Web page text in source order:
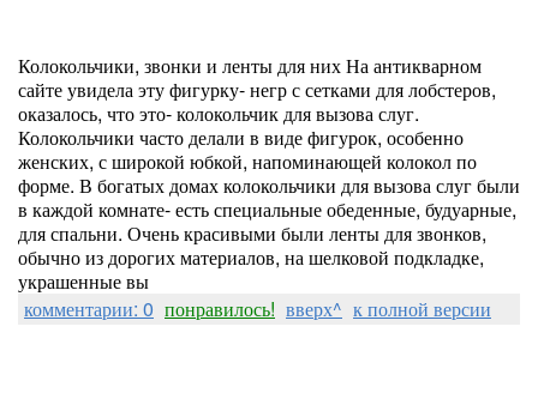
Колокольчики, звонки и ленты для них На антикварном
сайте увидела эту фигурку- негр с сетками для лобстеров,
оказалось, что это- колокольчик для вызова слуг.
Колокольчики часто делали в виде фигурок, особенно
женских, с широкой юбкой, напоминающей колокол по
форме. В богатых домах колокольчики для вызова слуг были
в каждой комнате- есть специальные обеденные, будуарные,
для спальни. Очень красивыми были ленты для звонков,
обычно из дорогих материалов, на шелковой подкладке,
украшенные вы
комментарии: 0 понравилось! вверх^ к полной версии